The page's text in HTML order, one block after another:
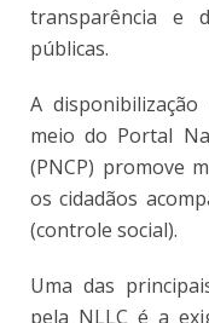
transparência e
públicas.
A
meio do Portal
(PNCP) promove
os cidadãos
(controle social).
Uma das
pela NLLC é a